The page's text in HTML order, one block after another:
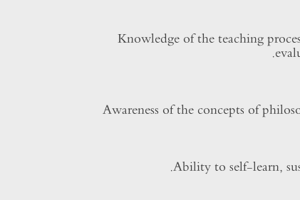
Knowledge of the teaching
Awareness of the concepts of
Ability to self-learn,